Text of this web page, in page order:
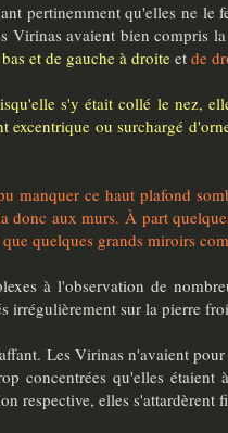
pertinemment qu'elles ne
avaient bien compris
et de gauche à droiteet de
s'y était collé le nez,
ou surchargé
manquer ce haut plafond
aux murs. À part
quelques grands miroirs
à l'observation de
irrégulièrement sur la pierre
Les Virinas n'avaient
concentrées qu'elles
respective, elles s'attardèrent